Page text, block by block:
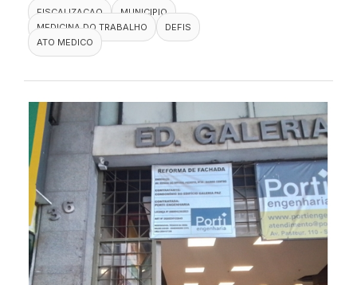
FISCALIZACAO
MUNICIPIO
MEDICINA DO TRABALHO
DEFIS
ATO MEDICO